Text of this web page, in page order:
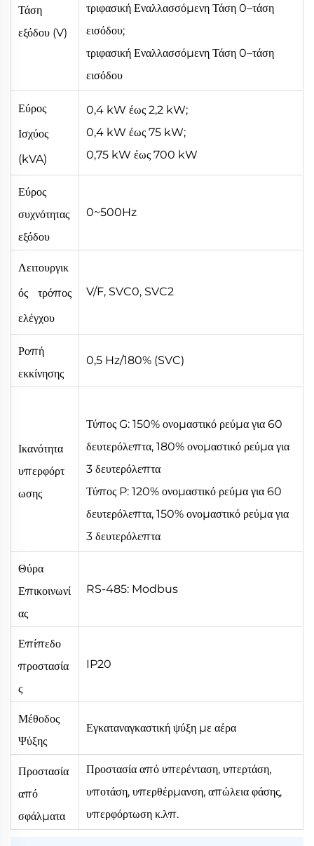
Τάση
εξόδου (V)
τριφασική Εναλλασσόμενη Τάση 0–τάση
εισόδου;
τριφασική Εναλλασσόμενη Τάση 0–τάση
εισόδου
Εύρος
Ισχύος
(kVA)
0,4 kW έως 2,2 kW;
0,4 kW έως 75 kW;
0,75 kW έως 700 kW
Εύρος
συχνότητας
εξόδου
0~500Hz
Λειτουργικ
ός τρόπος
ελέγχου
V/F, SVC0, SVC2
Ροπή
εκκίνησης
0,5 Hz/180% (SVC)
Ικανότητα
υπερφόρτ
ωσης
Τύπος G: 150% ονομαστικό ρεύμα για 60
δευτερόλεπτα, 180% ονομαστικό ρεύμα για
3 δευτερόλεπτα
Τύπος P: 120% ονομαστικό ρεύμα για 60
δευτερόλεπτα, 150% ονομαστικό ρεύμα για
3 δευτερόλεπτα
Θύρα
Επικοινωνί
ας
RS-485: Modbus
Επίπεδο
προστασία
ς
IP20
Μέθοδος
Ψύξης
Εγκαταναγκαστική ψύξη με αέρα
Προστασία
από
σφάλματα
Προστασία από υπερένταση, υπερτάση,
υποτάση, υπερθέρμανση, απώλεια φάσης,
υπερφόρτωση κ.λπ.